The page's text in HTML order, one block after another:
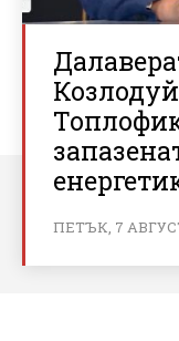
ПЕТЪК, 7